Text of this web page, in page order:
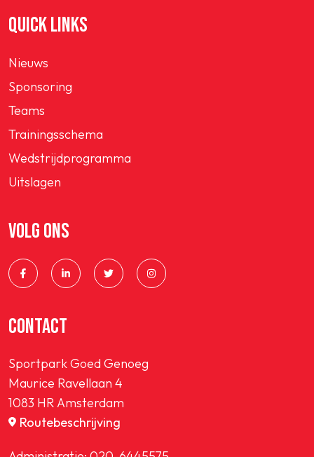
QUICK LINKS
Nieuws
Sponsoring
Teams
Trainingsschema
Wedstrijdprogramma
Uitslagen
VOLG ONS
CONTACT
Sportpark Goed Genoeg
Maurice Ravellaan 4
1083 HR Amsterdam
Routebeschrijving